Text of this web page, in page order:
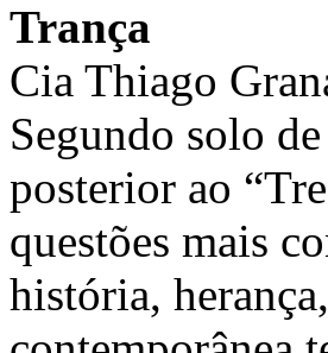
Trança
Cia Thiago
Segundo solo
posterior ao
questões mais
história,